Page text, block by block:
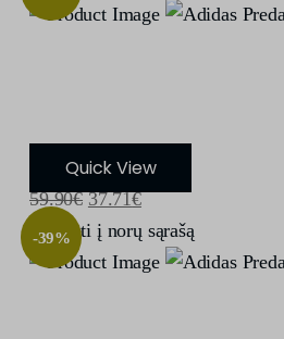
Quick View
59.90€ 37.71€
Įdėti į norų sąrašą
-39%